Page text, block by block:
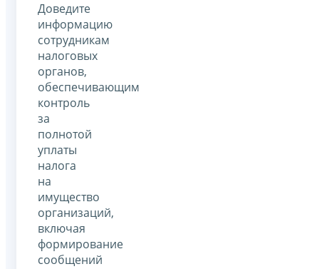
Доведите
информацию
сотрудникам
налоговых
органов,
обеспечивающим
контроль
за
полнотой
уплаты
налога
на
имущество
организаций,
включая
формирование
сообщений